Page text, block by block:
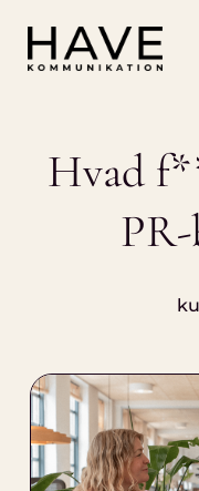
Hvad